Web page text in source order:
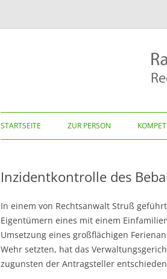
Rechtsanwalt Rainer
STARTSEITE ZUR PERSON
Inzidentkontrolle des
In einem von Rechtsanwalt Struß
Eigentümern eines mit einem
Umsetzung eines großflächigen
Wehr setzten, hat das
zugunsten der Antragsteller